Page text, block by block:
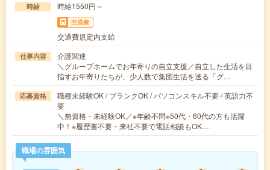
時給 時給1550円～
交通費
交通費規定内支給
仕事内容
介護関連
＼グループホームでお年寄りの自立支援／自立した生活を目
指すお年寄りたちが、少人数で集団生活を送る「グ…
応募資格
職種未経験OK / ブランクOK / パソコンスキル不要 / 英語力不
要
＼無資格・未経験OK／※年齢不問※50代・60代の方も活躍
中！※履歴書不要・来社不要で電話相談もOK…
職場の雰囲気